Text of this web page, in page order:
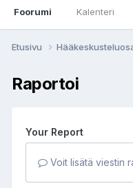
Foorumi Kalenteri
Etusivu
Raportoi
Your Report
Voit lisätä viestin